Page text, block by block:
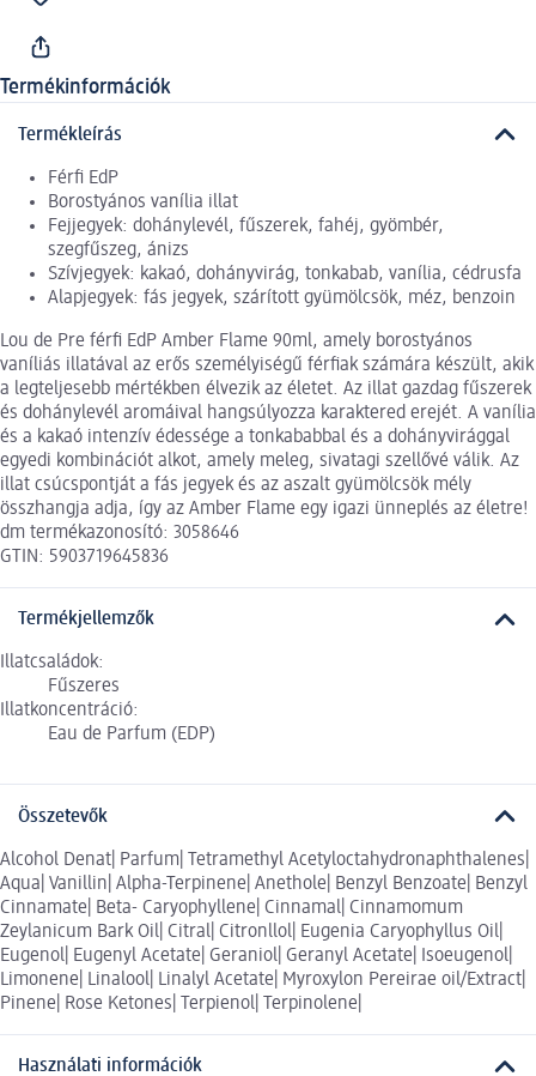
Termékinformációk
Termékleírás
Férfi EdP
Borostyános vanília illat
Fejjegyek: dohánylevél, fűszerek, fahéj, gyömbér,
szegfűszeg, ánizs
Szívjegyek: kakaó, dohányvirág, tonkabab, vanília, cédrusfa
Alapjegyek: fás jegyek, szárított gyümölcsök, méz, benzoin
Lou de Pre férfi EdP Amber Flame 90ml, amely borostyános
vaníliás illatával az erős személyiségű férfiak számára készült, akik
a legteljesebb mértékben élvezik az életet. Az illat gazdag fűszerek
és dohánylevél aromáival hangsúlyozza karaktered erejét. A vanília
és a kakaó intenzív édessége a tonkababbal és a dohányvirággal
egyedi kombinációt alkot, amely meleg, sivatagi szellővé válik. Az
illat csúcspontját a fás jegyek és az aszalt gyümölcsök mély
összhangja adja, így az Amber Flame egy igazi ünneplés az életre!
dm termékazonosító: 3058646
GTIN: 5903719645836
Termékjellemzők
Illatcsaládok:
Fűszeres
Illatkoncentráció:
Eau de Parfum (EDP)
Összetevők
Alcohol Denat| Parfum| Tetramethyl Acetyloctahydronaphthalenes|
Aqua| Vanillin| Alpha-Terpinene| Anethole| Benzyl Benzoate| Benzyl
Cinnamate| Beta- Caryophyllene| Cinnamal| Cinnamomum
Zeylanicum Bark Oil| Citral| Citronllol| Eugenia Caryophyllus Oil|
Eugenol| Eugenyl Acetate| Geraniol| Geranyl Acetate| Isoeugenol|
Limonene| Linalool| Linalyl Acetate| Myroxylon Pereirae oil/Extract|
Pinene| Rose Ketones| Terpienol| Terpinolene|
Használati információk